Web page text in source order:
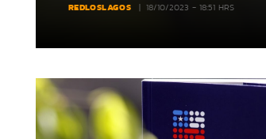
REDLOSLAGOS 18/10/2023 - 18:51 HRS